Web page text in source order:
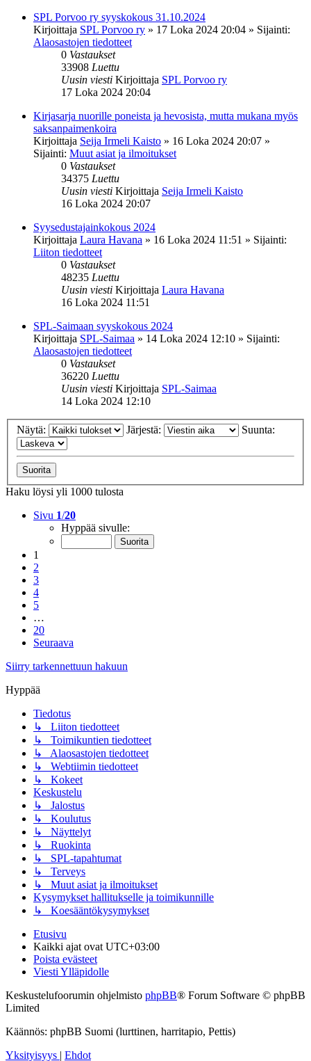
SPL Porvoo ry syyskokous 31.10.2024
Kirjoittaja SPL Porvoo ry » 17 Loka 2024 20:04 » Sijainti:
Alaosastojen tiedotteet
0 Vastaukset
33908 Luettu
Uusin viesti Kirjoittaja SPL Porvoo ry
17 Loka 2024 20:04
Kirjasarja nuorille poneista ja hevosista, mutta mukana myös
saksanpaimenkoira
Kirjoittaja Seija Irmeli Kaisto » 16 Loka 2024 20:07 »
Sijainti: Muut asiat ja ilmoitukset
0 Vastaukset
34375 Luettu
Uusin viesti Kirjoittaja Seija Irmeli Kaisto
16 Loka 2024 20:07
Syysedustajainkokous 2024
Kirjoittaja Laura Havana » 16 Loka 2024 11:51 » Sijainti:
Liiton tiedotteet
0 Vastaukset
48235 Luettu
Uusin viesti Kirjoittaja Laura Havana
16 Loka 2024 11:51
SPL-Saimaan syyskokous 2024
Kirjoittaja SPL-Saimaa » 14 Loka 2024 12:10 » Sijainti:
Alaosastojen tiedotteet
0 Vastaukset
36220 Luettu
Uusin viesti Kirjoittaja SPL-Saimaa
14 Loka 2024 12:10
Näytä: Järjestä: Suunta:
Haku löysi yli 1000 tulosta
Sivu 1/20
Hyppää sivulle:
1
2
3
4
5
…
20
Seuraava
Siirry tarkennettuun hakuun
Hyppää
Tiedotus
↳ Liiton tiedotteet
↳ Toimikuntien tiedotteet
↳ Alaosastojen tiedotteet
↳ Webtiimin tiedotteet
↳ Kokeet
Keskustelu
↳ Jalostus
↳ Koulutus
↳ Näyttelyt
↳ Ruokinta
↳ SPL-tapahtumat
↳ Terveys
↳ Muut asiat ja ilmoitukset
Kysymykset hallitukselle ja toimikunnille
↳ Koesääntökysymykset
Etusivu
Kaikki ajat ovatUTC+03:00
Poista evästeet
Viesti Ylläpidolle
Keskustelufoorumin ohjelmisto phpBB® Forum Software © phpBB
Limited
Käännös: phpBB Suomi (lurttinen, harritapio, Pettis)
Yksityisyys
Ehdot